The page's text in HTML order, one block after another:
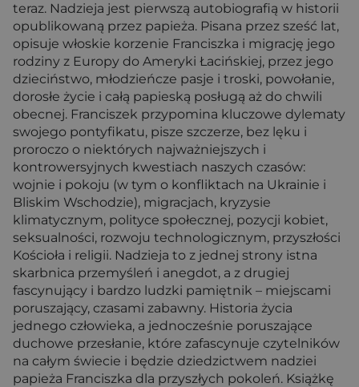
teraz. Nadzieja jest pierwszą autobiografią w historii
opublikowaną przez papieża. Pisana przez sześć lat,
opisuje włoskie korzenie Franciszka i migrację jego
rodziny z Europy do Ameryki Łacińskiej, przez jego
dzieciństwo, młodzieńcze pasje i troski, powołanie,
dorosłe życie i całą papieską posługą aż do chwili
obecnej. Franciszek przypomina kluczowe dylematy
swojego pontyfikatu, pisze szczerze, bez lęku i
proroczo o niektórych najważniejszych i
kontrowersyjnych kwestiach naszych czasów:
wojnie i pokoju (w tym o konfliktach na Ukrainie i
Bliskim Wschodzie), migracjach, kryzysie
klimatycznym, polityce społecznej, pozycji kobiet,
seksualności, rozwoju technologicznym, przyszłości
Kościoła i religii. Nadzieja to z jednej strony istna
skarbnica przemyśleń i anegdot, a z drugiej
fascynujący i bardzo ludzki pamiętnik – miejscami
poruszający, czasami zabawny. Historia życia
jednego człowieka, a jednocześnie poruszające
duchowe przesłanie, które zafascynuje czytelników
na całym świecie i będzie dziedzictwem nadziei
papieża Franciszka dla przyszłych pokoleń. Książkę